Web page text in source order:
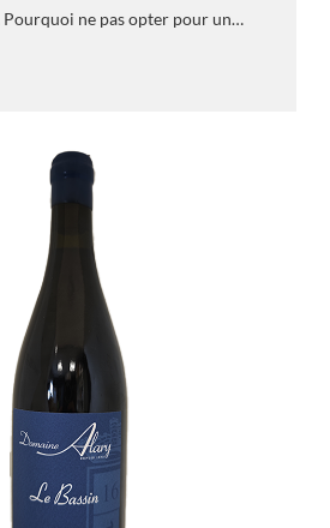
ne pas opter pour un…